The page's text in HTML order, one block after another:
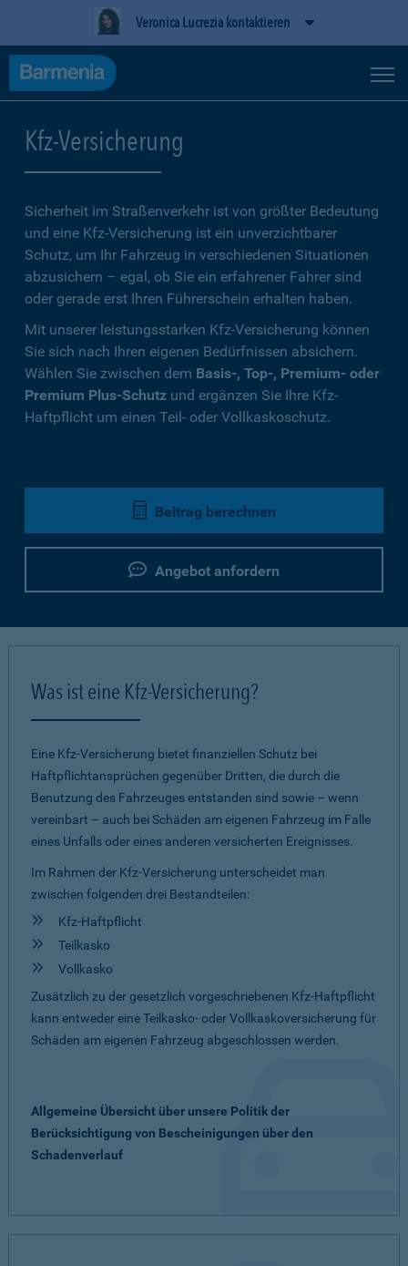
Veronica Lucrezia kontaktieren
Kfz-Versicherung
Sicherheit im Straßenverkehr ist von größter Bedeutung
und eine Kfz-Versicherung ist ein unverzichtbarer
Schutz, um Ihr Fahrzeug in verschiedenen Situationen
abzusichern – egal, ob Sie ein erfahrener Fahrer sind
oder gerade erst Ihren Führerschein erhalten haben.
Mit unserer leistungsstarken Kfz-Versicherung können
Sie sich nach Ihren eigenen Bedürfnissen absichern.
Wählen Sie zwischen dem Basis-, Top-, Premium- oder
Premium Plus-Schutz und ergänzen Sie Ihre Kfz-
Haftpflicht um einen Teil- oder Vollkaskoschutz.
Beitrag berechnen
Angebot anfordern
Was ist eine Kfz-Versicherung?
Eine Kfz-Versicherung bietet finanziellen Schutz bei
Haftpflichtansprüchen gegenüber Dritten, die durch die
Benutzung des Fahrzeuges entstanden sind sowie – wenn
vereinbart – auch bei Schäden am eigenen Fahrzeug im Falle
eines Unfalls oder eines anderen versicherten Ereignisses.
Im Rahmen der Kfz-Versicherung unterscheidet man
zwischen folgenden drei Bestandteilen:
Kfz-Haftpflicht
Teilkasko
Vollkasko
Zusätzlich zu der gesetzlich vorgeschriebenen Kfz-Haftpflicht
kann entweder eine Teilkasko- oder Vollkaskoversicherung für
Schäden am eigenen Fahrzeug abgeschlossen werden.
Allgemeine Übersicht über unsere Politik der
Berücksichtigung von Bescheinigungen über den
Schadenverlauf